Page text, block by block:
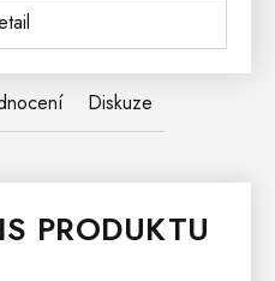
Diskuze
PRODUKTU